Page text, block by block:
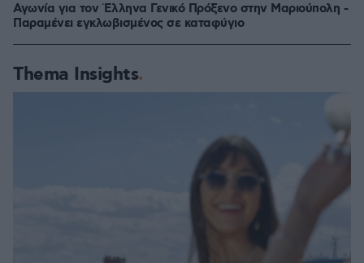
Αγωνία για τον Έλληνα Γενικό Πρόξενο στην Μαριούπολη -
Παραμένει εγκλωβισμένος σε καταφύγιο
Thema Insights